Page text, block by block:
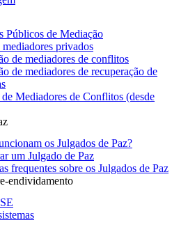
Públicos de Mediação
privados
de mediadores de conflitos
de mediadores de recuperação de
de Mediadores de Conflitos (desde
os Julgados de Paz?
um Julgado de Paz
frequentes sobre os Julgados de Paz
endividamento